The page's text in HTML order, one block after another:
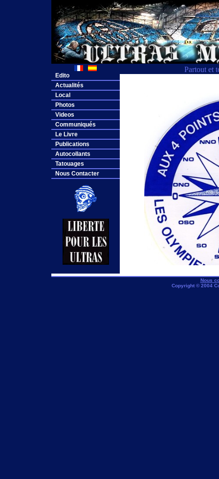
Partout et
Edito
Actualités
Local
Photos
Videos
Communiqués
Le Livre
Publications
Autocollants
Tatouages
Nous Contacter
Nous
Copyright © 2004